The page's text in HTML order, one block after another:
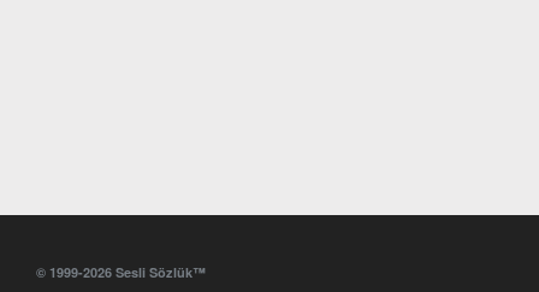
© 1999-2026 Sesli Sözlük™